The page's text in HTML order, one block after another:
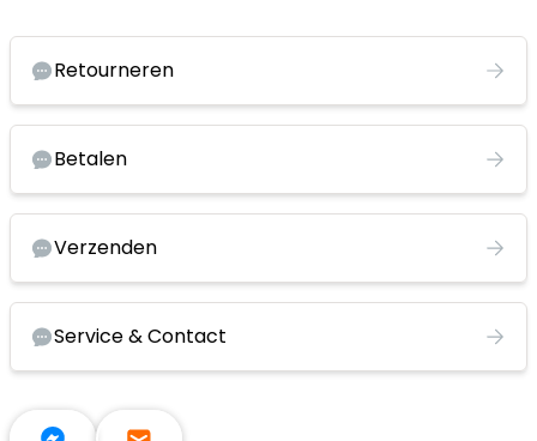
Retourneren
Betalen
Verzenden
Service & Contact